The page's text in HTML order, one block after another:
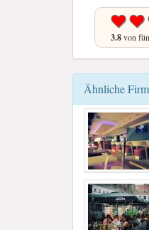
3.8von
Ähnliche